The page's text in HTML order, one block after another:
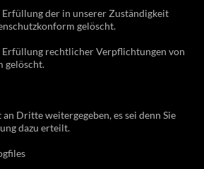
der in unserer Zuständigkeit
gelöscht.
Erfüllung rechtlicher Verpflichtungen von
gelöscht.
Dritte weitergegeben, es sei denn Sie
dazu erteilt.